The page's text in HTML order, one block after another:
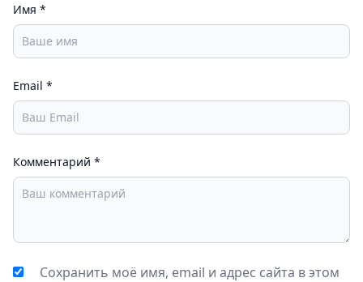
Имя *
Email *
Комментарий *
Сохранить моё имя, email и адрес сайта в этом